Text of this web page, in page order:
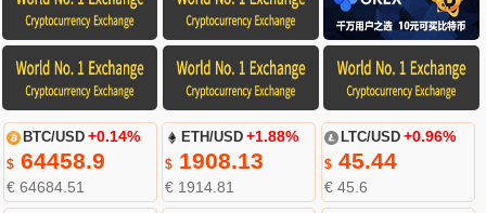
BTC/USD +0.14%
$64458.9
€ 64684.51
ETH/USD +1.88%
$ 1908.13
€ 1914.81
LTC/USD +0.96%
$45.44
€ 45.6